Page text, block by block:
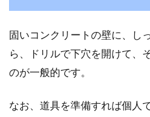
固いコンクリートの壁に、し
ら、ドリルで下穴を開けて、
のが一般的です。
なお、道具を準備すれば個人